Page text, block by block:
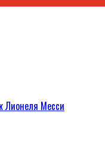
Лионеля Месси